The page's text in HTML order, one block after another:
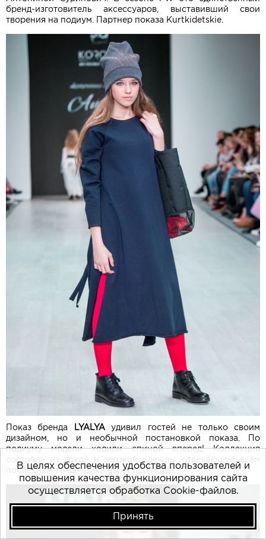
бренд-изготовитель аксессуаров, выставивший свои
творения на подиум. Партнер показа Kurtkidetskie.
Показ бренда LYALYAудивил гостей не только своим
дизайном, но и необычной постановкой показа. По
подиуму модели ходили спиной вперед! Коллекция
состояла из яркой и дерзкой одежды, отвечающей всем
последним тенденциям взрослой моды.
В целях обеспечения удобства пользователей и
повышения качества функционирования сайта
осуществляется обработка Cookie-файлов.
Принять